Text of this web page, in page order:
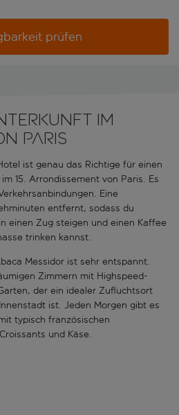
prüfen
im
Paris
ist genau das Richtige für einen
15. Arrondissement von Paris. Es
Eine
entfernt, sodass du
einen Zug steigen und einen Kaffee
trinken kannst.
Messidor ist sehr entspannt.
Zimmern mit Highspeed-
der ein idealer Zufluchtsort
ist. Jeden Morgen gibt es
typisch französischen
und Käse.